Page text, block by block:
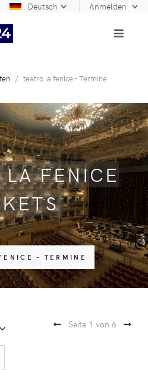
Deutsch Anmelden
teatro la fenice - Termine
LA FENICE
- TERMINE
Seite 1 von 6